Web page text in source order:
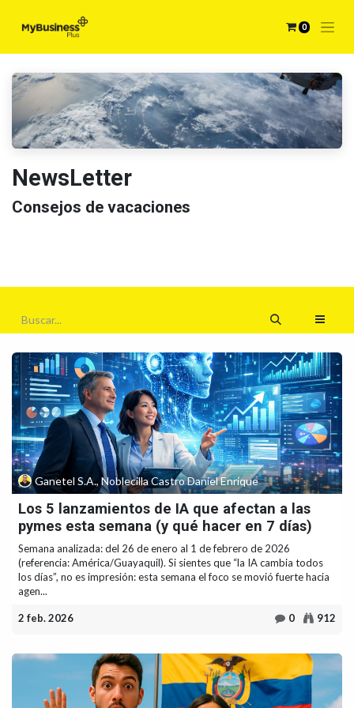
0
NewsLetter
Consejos de vacaciones
Ganetel S.A., Noblecilla Castro Daniel Enrique
Los 5 lanzamientos de IA que afectan a las
pymes esta semana (y qué hacer en 7 días)
Semana analizada: del 26 de enero al 1 de febrero de 2026
(referencia: América/Guayaquil). Si sientes que “la IA cambia todos
los días”, no es impresión: esta semana el foco se movió fuerte hacia
agen...
2 feb. 2026 0 912